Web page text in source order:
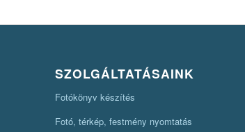
SZOLGÁLTATÁSAINK
Fotókönyv készítés
Fotó, térkép, festmény nyomtatás